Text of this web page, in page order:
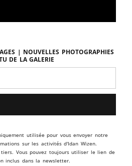
| Nouvelles photographies
de la galerie
utilisée pour vous envoyer notre
sur les activités d'Idan Wizen.
Vous pouvez toujours utiliser le lien de
inclus dans la newsletter.